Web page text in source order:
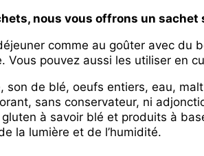
nous vous offrons un sachet
comme au goûter avec du
pouvez aussi les utiliser en
de blé, oeufs entiers, eau,
sans conservateur, ni
à savoir blé et produits à
la lumière et de l’humidité.